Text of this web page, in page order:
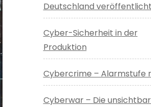
Deutschland veröffentlicht
Cyber-Sicherheit in der
Produktion
Cybercrime – Alarmstufe
Cyberwar – Die